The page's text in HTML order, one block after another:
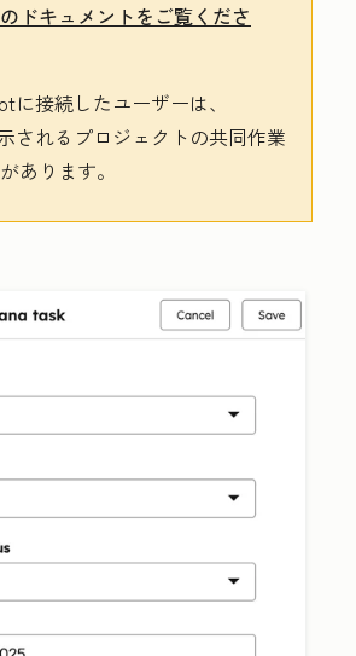
ドキュメントをご覧くださ
に接続したユーザーは、
されるプロジェクトの共同作業
あります。